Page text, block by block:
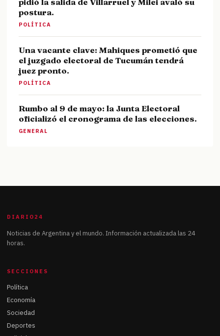
postura.
POLÍTICA
Una vacante clave: Mahiques prometió que
el juzgado electoral de Tucumán tendrá
juez pronto.
POLÍTICA
Rumbo al 9 de mayo: la Junta Electoral
oficializó el cronograma de las elecciones.
GENERAL
DIARIO24
Noticias de Argentina y el mundo. Información actualizada las 24
horas.
SECCIONES
Política
Economía
Sociedad
Deportes